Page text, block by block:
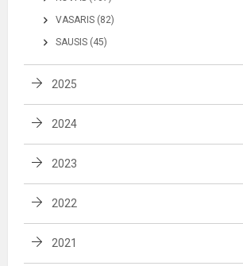
VASARIS (82)
SAUSIS (45)
2025
2024
2023
2022
2021